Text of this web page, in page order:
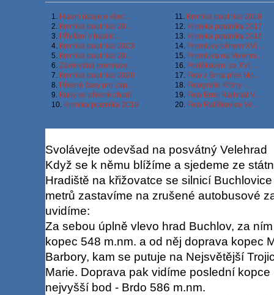
1.
Hlavní údaje o všec...
2. Kronika poutníka 20...
3. Přivítání v bazilic...
4. Kronika poutníka 2023
5. Kronika poutníka 20...
6. Závěrečná promluva ...
7. Kronika poutníka 2020
8. Přesné časy pro záp...
9. Kudy se přesně chodí
10. Kronika poutníka 2019
11. Kronika poutníka 2018
12. Kronika poutníka 2017
13. Kronika poutníka 2016
14. Promluvy během XVI....
15. Promluva na Velehra...
16. Poděkování za XVI. ...
17. Foto z Brna přes Mo...
18. Fotografie Křtiny -...
19. Foto Brno Rajhrad V...
20. Foto Ratíškovice Ve...
Svolávejte odevšad na posvátný Velehrad
Když se k němu blížíme a sjedeme ze
Hradiště na křižovatce se silnicí
metrů zastavíme na zrušené autobusové
uvidíme:
Za sebou úplně vlevo hrad Buchlov, za
kopec 548 m.nm. a od něj doprava kopec
Barbory, kam se putuje na Nejsvětější
Marie. Doprava pak vidíme poslední
nejvyšší bod - Brdo 586 m.nm.